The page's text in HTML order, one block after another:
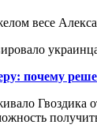
весе
почему
Гвоздика